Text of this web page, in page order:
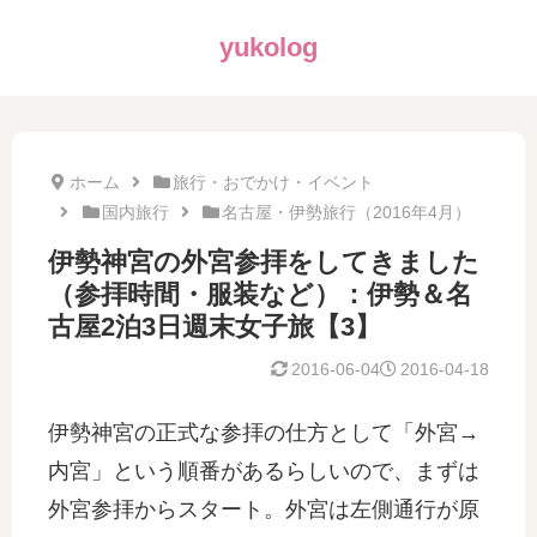
yukolog
ホーム
旅行・おでかけ・イベント
国内旅行
名古屋・伊勢旅行（2016年4月）
伊勢神宮の外宮参拝をしてきました
（参拝時間・服装など）：伊勢＆名
古屋2泊3日週末女子旅【3】
2016-04-18
2016-06-04
伊勢神宮の正式な参拝の仕方として「外宮→
内宮」という順番があるらしいので、まずは
外宮参拝からスタート。外宮は左側通行が原